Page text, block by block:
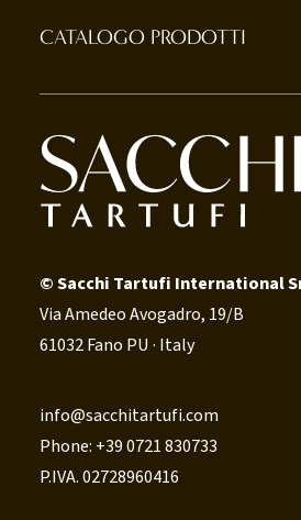
CATALOGO PRODOTTI
© Sacchi Tartufi International
Via Amedeo Avogadro, 19/B
61032 Fano PU · Italy
info@sacchitartufi.com
Phone: +39 0721 830733
P.IVA. 02728960416